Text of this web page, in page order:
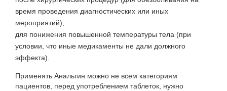
время проведения диагностических или иных
мероприятий);
для понижения повышенной температуры тела (при
условии, что иные медикаменты не дали должного
эффекта).
Применять Анальгин можно не всем категориям
пациентов, перед употреблением таблеток, нужно